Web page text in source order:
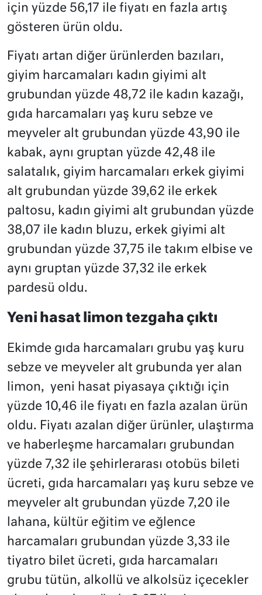
için yüzde 56,17 ile fiyatı en fazla artış
gösteren ürün oldu.
Fiyatı artan diğer ürünlerden bazıları,
giyim harcamaları kadın giyimi alt
grubundan yüzde 48,72 ile kadın kazağı,
gıda harcamaları yaş kuru sebze ve
meyveler alt grubundan yüzde 43,90 ile
kabak, aynı gruptan yüzde 42,48 ile
salatalık, giyim harcamaları erkek giyimi
alt grubundan yüzde 39,62 ile erkek
paltosu, kadın giyimi alt grubundan yüzde
38,07 ile kadın bluzu, erkek giyimi alt
grubundan yüzde 37,75 ile takım elbise ve
aynı gruptan yüzde 37,32 ile erkek
pardesü oldu.
Yeni hasat limon tezgaha çıktı
Ekimde gıda harcamaları grubu yaş kuru
sebze ve meyveler alt grubunda yer alan
limon, yeni hasat piyasaya çıktığı için
yüzde 10,46 ile fiyatı en fazla azalan ürün
oldu. Fiyatı azalan diğer ürünler, ulaştırma
ve haberleşme harcamaları grubundan
yüzde 7,32 ile şehirlerarası otobüs bileti
ücreti, gıda harcamaları yaş kuru sebze ve
meyveler alt grubundan yüzde 7,20 ile
lahana, kültür eğitim ve eğlence
harcamaları grubundan yüzde 3,33 ile
tiyatro bilet ücreti, gıda harcamaları
grubu tütün, alkollü ve alkolsüz içecekler